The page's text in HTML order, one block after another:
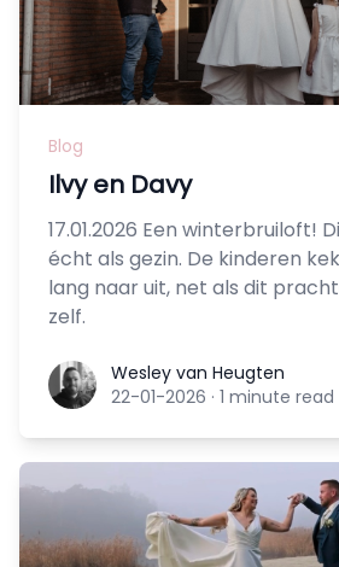
Blog
Ilvy en Davy
17.01.2026 Een winterbruiloft!
écht als gezin. De kinderen
lang naar uit, net als dit
zelf.
Wesley van Heugten
Wesley van Heugten
22-01-2026 · 1 minute read